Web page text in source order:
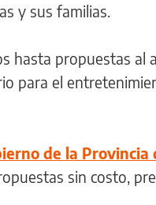
y sus familias.
hasta propuestas al
para el
de la Provincia
sin costo,